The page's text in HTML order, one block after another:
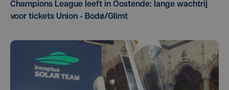
Champions League leeft in Oostende: lange wachtrij
voor tickets Union - Bodø/Glimt